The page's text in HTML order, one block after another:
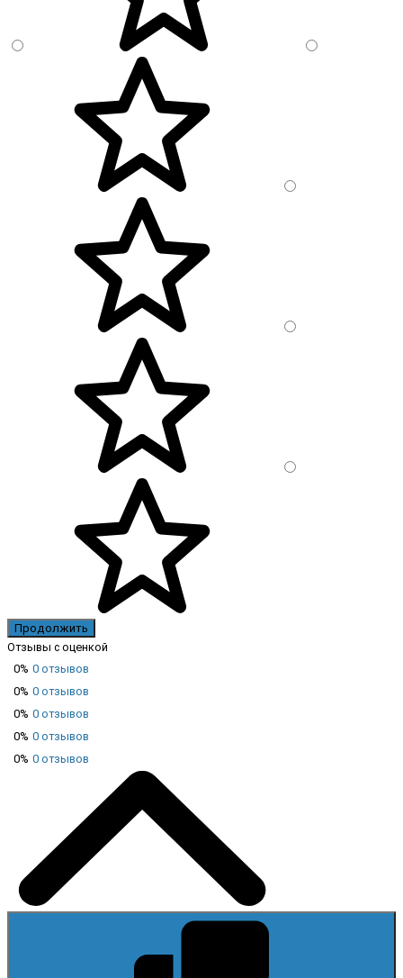
Продолжить
Отзывы с оценкой
0% 0 отзывов
0% 0 отзывов
0% 0 отзывов
0% 0 отзывов
0% 0 отзывов